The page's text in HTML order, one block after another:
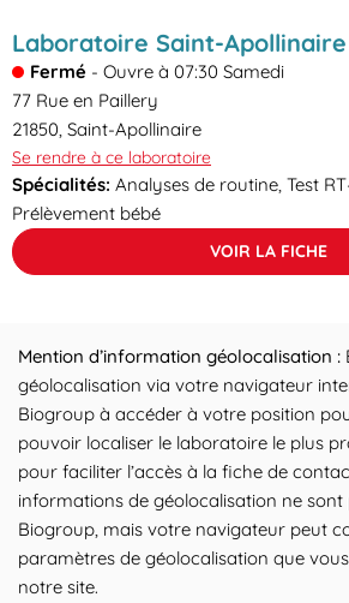
Laboratoire Saint-
Fermé - Ouvre à 07:30 Samedi
77 Rue en Paillery
21850, Saint-Apollinaire
Se rendre à ce laboratoire
Spécialités: Analyses de routine, Test
Prélèvement bébé
VOIR LA FICHE
Mention d’information géolocalisation :
géolocalisation via votre navigateur
Biogroup à accéder à votre position
pouvoir localiser le laboratoire le plus
pour faciliter l’accès à la fiche de
informations de géolocalisation ne
Biogroup, mais votre navigateur peut
paramètres de géolocalisation que
notre site.